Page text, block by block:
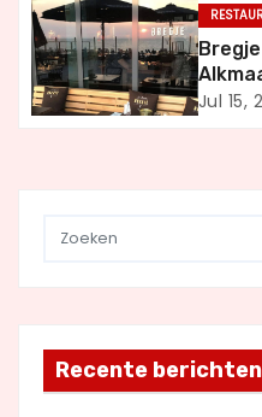
t
i
Uit
Jul 15,
Recente berichten